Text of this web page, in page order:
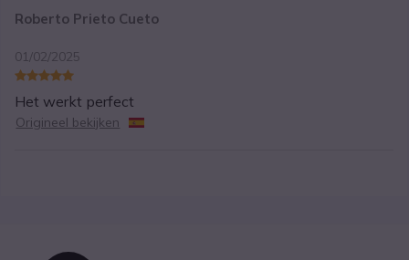
Roberto Prieto Cueto
01/02/2025
Het werkt perfect
Origineel bekijken